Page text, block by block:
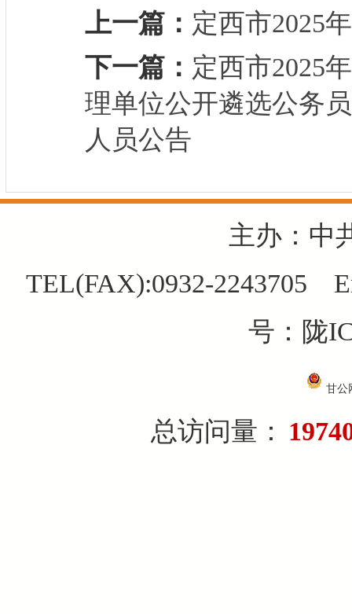
上一篇： 定西市2025
下一篇： 定西市2025
理单位公开遴选公务
人员公告
主办：中
TEL(FAX):0932-2243705
号：陇
甘公
总访问量：